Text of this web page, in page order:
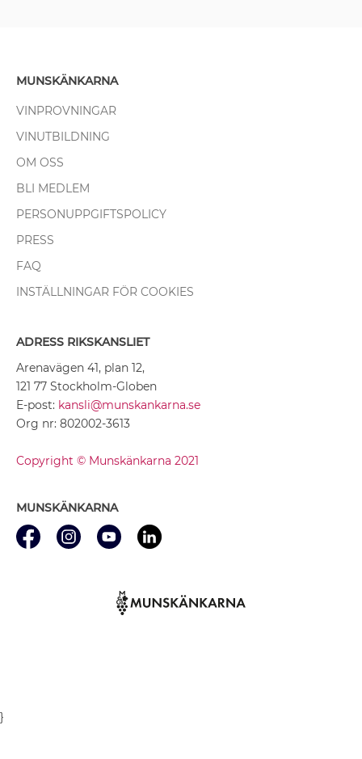
MUNSKÄNKARNA
VINPROVNINGAR
VINUTBILDNING
OM OSS
BLI MEDLEM
PERSONUPPGIFTSPOLICY
PRESS
FAQ
INSTÄLLNINGAR FÖR COOKIES
ADRESS RIKSKANSLIET
Arenavägen 41, plan 12,
121 77 Stockholm-Globen
E-post: kansli@munskankarna.se
Org nr: 802002-3613
Copyright © Munskänkarna 2021
MUNSKÄNKARNA
}